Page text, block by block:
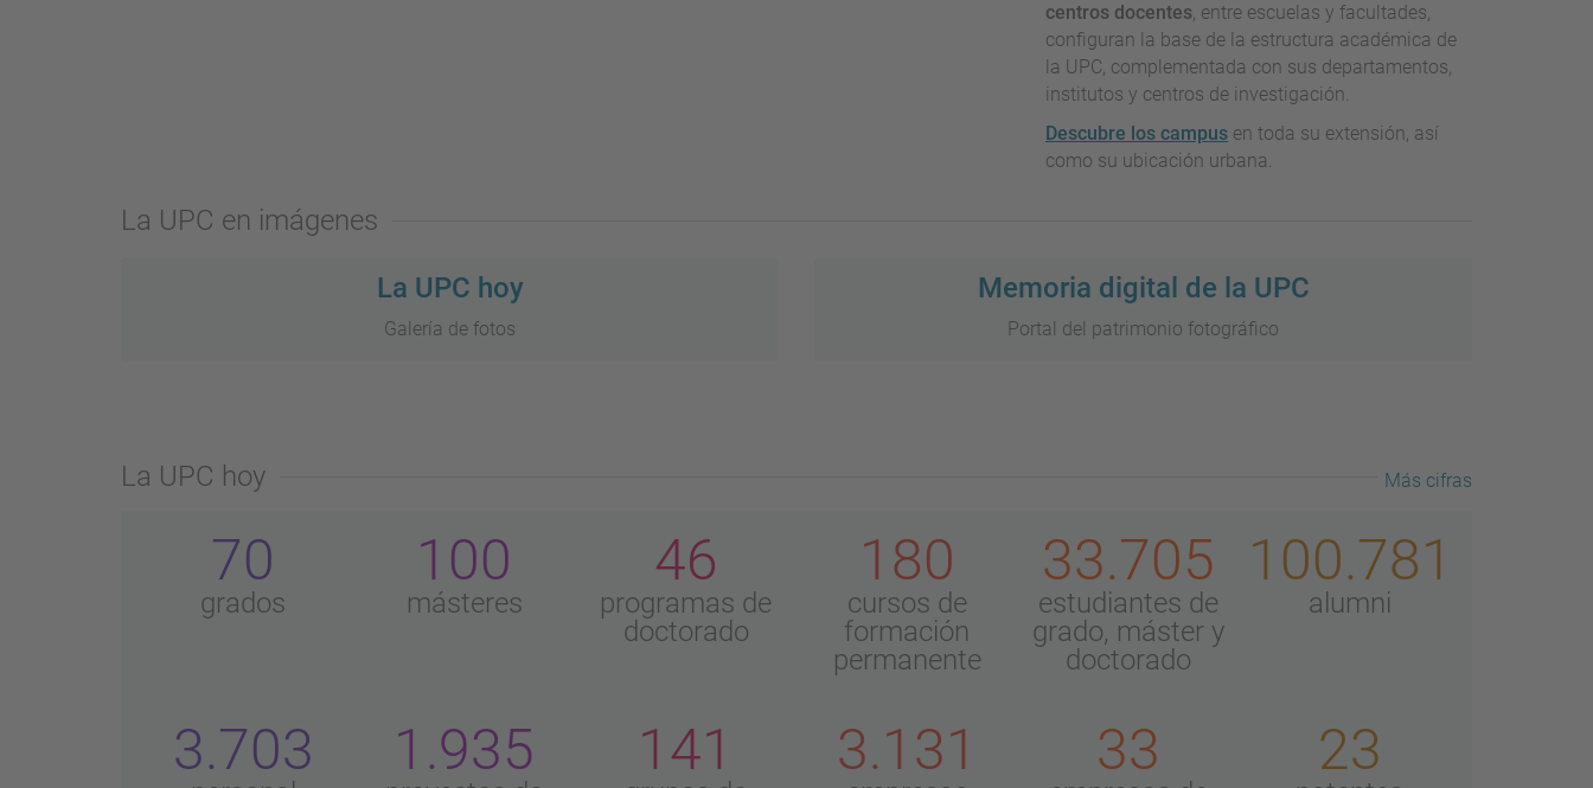
centros docentes, entre escuelas y facultades,
configuran la base de la estructura académica de
la UPC, complementada con sus departamentos,
institutos y centros de investigación.
Descubre los campus en toda su extensión, así
como su ubicación urbana.
La UPC en imágenes
La UPC hoy
Galería de fotos
Memoria digital de la UPC
Portal del patrimonio fotográfico
La UPC hoy Más cifras
70
grados
100
másteres
46
programas de
doctorado
180
cursos de
formación
permanente
33.705
estudiantes de
grado, máster y
doctorado
100.781
alumni
3.703 1.935 141 3.131 33 23